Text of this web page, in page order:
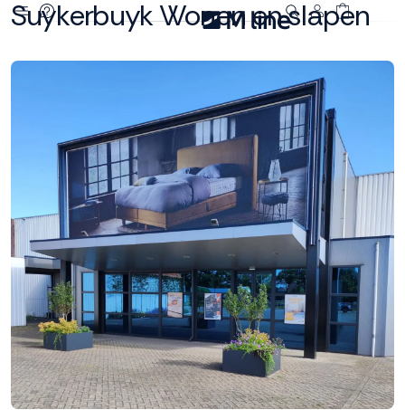
gebruikt
M line plaatst
functionele,
analytische en
marketing cookies.
Dankzij functionele
cookies werkt de
website goed, terwijl
de analytische
cookies ons helpen
om de website te
verbeteren. Via de
marketing cookies
kunnen we jouw
Suykerbuyk Wonen en slapen